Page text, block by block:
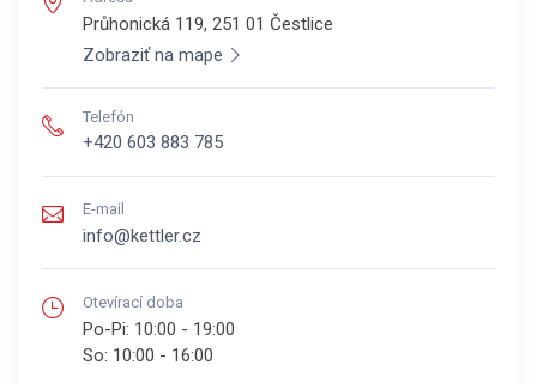
Průhonická 119, 251 01 Čestlice
Zobraziť na mape
Telefón
+420 603 883 785
E-mail
info@kettler.cz
Otevírací doba
Po-Pi: 10:00 - 19:00
So: 10:00 - 16:00